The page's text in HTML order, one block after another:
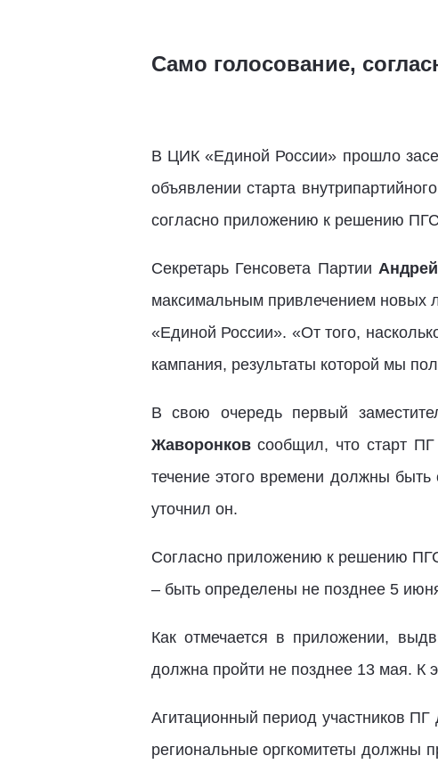
Само голосование,
В ЦИК «Единой России» прошло
объявлении старта
согласно приложению к решению
Секретарь Генсовета Партии
максимальным привлечением новых
«Единой России». «От того,
кампания, результаты которой мы
В свою очередь первый
Жаворонковсообщил, что старт
течение этого времени должны
уточнил он.
Согласно приложению к решению
– быть определены не позднее 5
Как отмечается в приложении,
должна пройти не позднее 13 мая. К
Агитационный период участников
региональные оргкомитеты должны